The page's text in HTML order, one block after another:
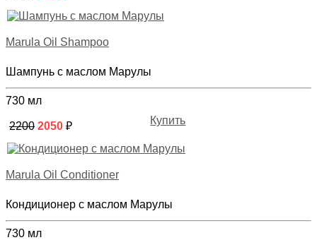
Marula Oil Shampoo
Шампунь с маслом Марулы
730 мл
2200 2050 ₽ Купить
Marula Oil Conditioner
Кондиционер с маслом Марулы
730 мл